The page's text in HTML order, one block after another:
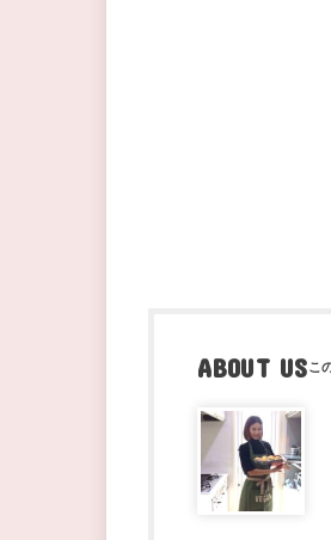
ABOUT US